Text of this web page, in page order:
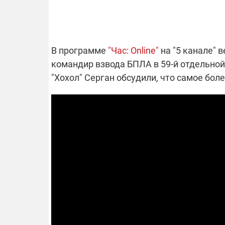
В программе "Час: Online" на "5 канале"
командир взвода БПЛА в 59-й
"Хохол" Серган обсудили, что самое
Часть
областях